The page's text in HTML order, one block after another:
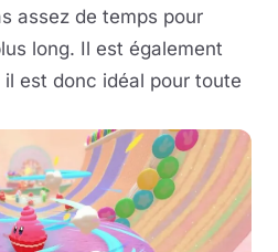
assez de temps pour
long. Il est également
est donc idéal pour toute